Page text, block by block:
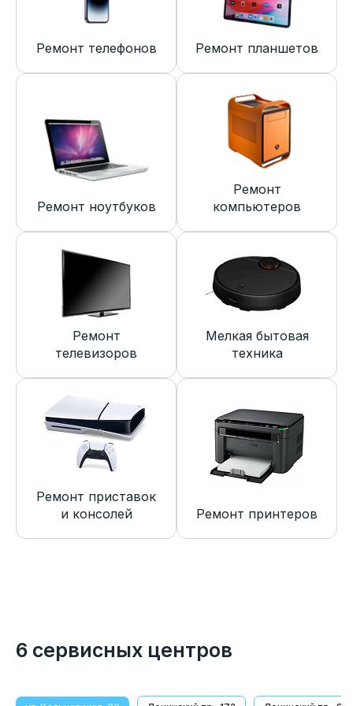
Ремонт телефонов Ремонт планшетов
Ремонт ноутбуков
Ремонт
компьютеров
Ремонт
телевизоров
Мелкая бытовая
техника
Ремонт приставок
и консолей
Ремонт принтеров
6 сервисных центров